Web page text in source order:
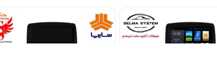
مانیتور فابریک ساینا و کوئیک اندروید 9 اینچ فول تاچ سری T3L
۹,۴۹۰,۰۰۰ تومان